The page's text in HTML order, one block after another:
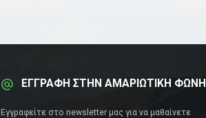
ΕΓΓΡΑΦΗ ΣΤΗΝ ΑΜΑΡΙΩΤΙΚΗ ΦΩΝΗ
Εγγραφείτε στο newsletter μας για να μαθαίνετε